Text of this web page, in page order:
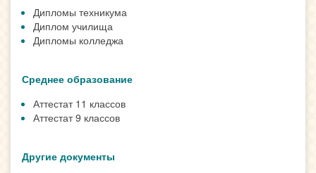
Дипломы техникума
Диплом училища
Дипломы колледжа
Среднее образование
Аттестат 11 классов
Аттестат 9 классов
Другие документы